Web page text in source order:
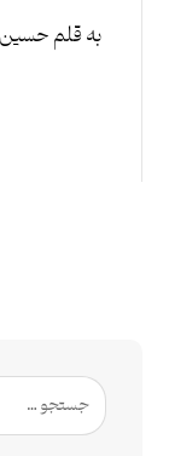
به قلم حسین